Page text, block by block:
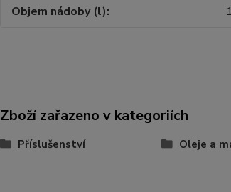
Objem nádoby (l)
1
Zboží zařazeno v kategoriích
Příslušenství Oleje a